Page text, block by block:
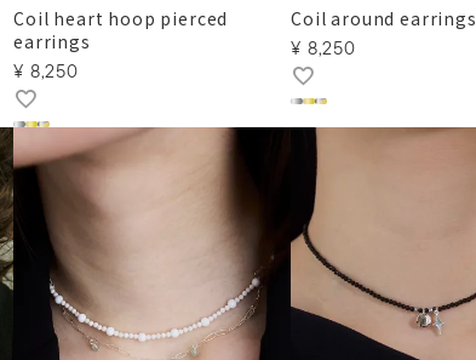
Coil heart hoop pierced
earrings
¥ 8,250
Coil around earrings
¥ 8,250